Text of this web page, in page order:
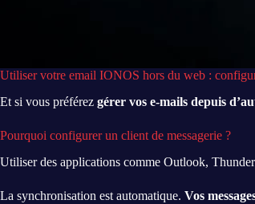
Utiliser votre email IONOS hors du web :
Et si vous préférez gérer vos e-mails depuis
Pourquoi configurer un client de messagerie ?
Utiliser des applications comme Outlook,
La synchronisation est automatique. Vos